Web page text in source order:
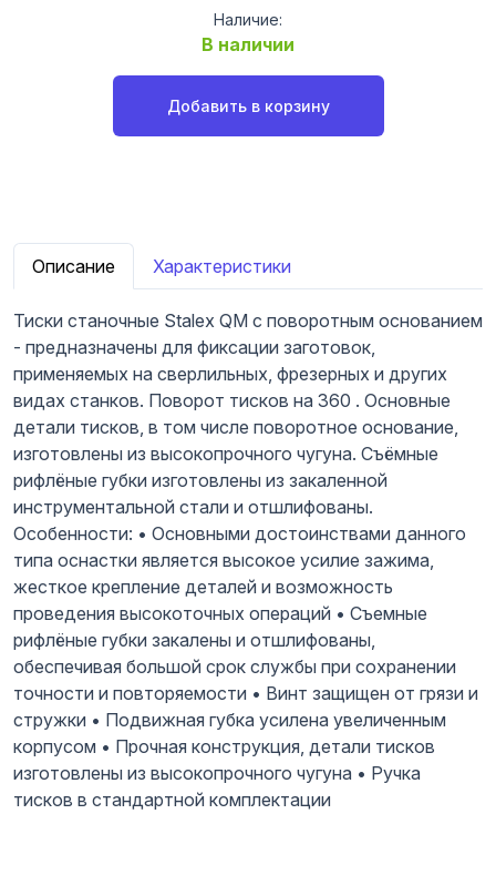
Наличие:
В наличии
Добавить в корзину
Описание Характеристики
Тиски станочные Stalex QM с поворотным основанием
- предназначены для фиксации заготовок,
применяемых на сверлильных, фрезерных и других
видах станков. Поворот тисков на 360 . Основные
детали тисков, в том числе поворотное основание,
изготовлены из высокопрочного чугуна. Съёмные
рифлёные губки изготовлены из закаленной
инструментальной стали и отшлифованы.
Особенности: • Основными достоинствами данного
типа оснастки является высокое усилие зажима,
жесткое крепление деталей и возможность
проведения высокоточных операций • Съемные
рифлёные губки закалены и отшлифованы,
обеспечивая большой срок службы при сохранении
точности и повторяемости • Винт защищен от грязи и
стружки • Подвижная губка усилена увеличенным
корпусом • Прочная конструкция, детали тисков
изготовлены из высокопрочного чугуна • Ручка
тисков в стандартной комплектации